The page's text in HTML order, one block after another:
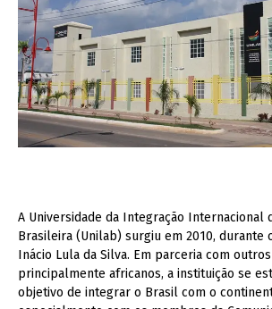
A Universidade da Integração Internacional
Brasileira (Unilab) surgiu em 2010, durante
Inácio Lula da Silva. Em parceria com
principalmente africanos, a instituição se
objetivo de integrar o Brasil com o